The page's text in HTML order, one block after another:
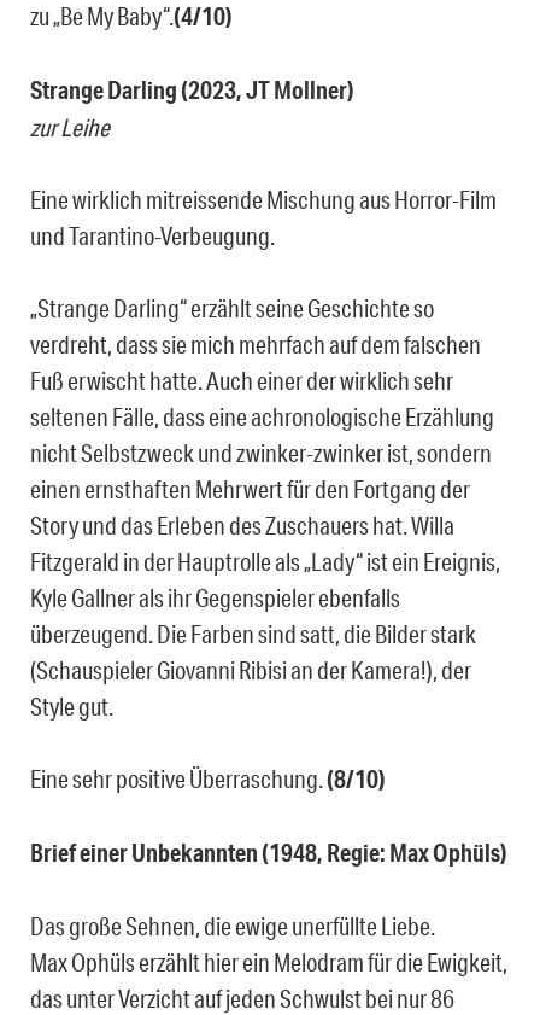
zu „Be My Baby“.(4/10)
Strange Darling (2023, JT Mollner)
zur Leihe
Eine wirklich mitreissende Mischung aus Horror-Film
und Tarantino-Verbeugung.
„Strange Darling“ erzählt seine Geschichte so
verdreht, dass sie mich mehrfach auf dem falschen
Fuß erwischt hatte. Auch einer der wirklich sehr
seltenen Fälle, dass eine achronologische Erzählung
nicht Selbstzweck und zwinker-zwinker ist, sondern
einen ernsthaften Mehrwert für den Fortgang der
Story und das Erleben des Zuschauers hat. Willa
Fitzgerald in der Hauptrolle als „Lady“ ist ein Ereignis,
Kyle Gallner als ihr Gegenspieler ebenfalls
überzeugend. Die Farben sind satt, die Bilder stark
(Schauspieler Giovanni Ribisi an der Kamera!), der
Style gut.
Eine sehr positive Überraschung.(8/10)
Brief einer Unbekannten (1948, Regie: Max Ophüls)
Das große Sehnen, die ewige unerfüllte Liebe.
Max Ophüls erzählt hier ein Melodram für die Ewigkeit,
das unter Verzicht auf jeden Schwulst bei nur 86